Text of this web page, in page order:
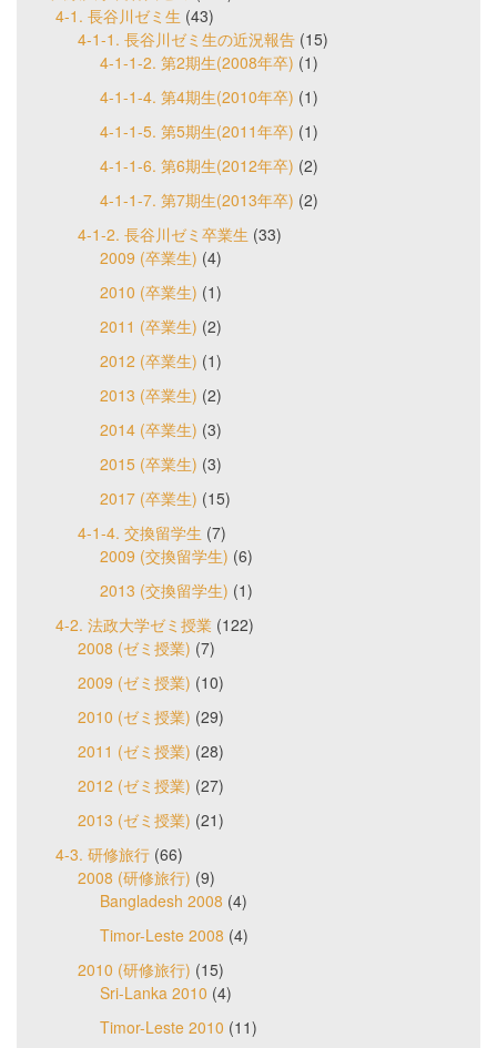
4-1. 長谷川ゼミ生 (43)
4-1-1. 長谷川ゼミ生の近況報告 (15)
4-1-1-2. 第2期生(2008年卒) (1)
4-1-1-4. 第4期生(2010年卒) (1)
4-1-1-5. 第5期生(2011年卒) (1)
4-1-1-6. 第6期生(2012年卒) (2)
4-1-1-7. 第7期生(2013年卒) (2)
4-1-2. 長谷川ゼミ卒業生 (33)
2009 (卒業生) (4)
2010 (卒業生) (1)
2011 (卒業生) (2)
2012 (卒業生) (1)
2013 (卒業生) (2)
2014 (卒業生) (3)
2015 (卒業生) (3)
2017 (卒業生) (15)
4-1-4. 交換留学生 (7)
2009 (交換留学生) (6)
2013 (交換留学生) (1)
4-2. 法政大学ゼミ授業 (122)
2008 (ゼミ授業) (7)
2009 (ゼミ授業) (10)
2010 (ゼミ授業) (29)
2011 (ゼミ授業) (28)
2012 (ゼミ授業) (27)
2013 (ゼミ授業) (21)
4-3. 研修旅行 (66)
2008 (研修旅行) (9)
Bangladesh 2008 (4)
Timor-Leste 2008 (4)
2010 (研修旅行) (15)
Sri-Lanka 2010 (4)
Timor-Leste 2010 (11)